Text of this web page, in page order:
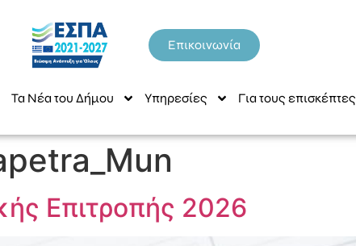
Επικοινωνία
Τα Νέα του Δήμου Υπηρεσίες Για τους επισκέπτες
Επιτροπής 2026